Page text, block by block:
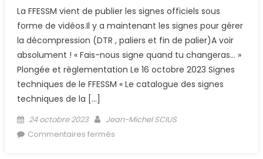
La FFESSM vient de publier les signes officiels sous
forme de vidéos.Il y a maintenant les signes pour gérer
la décompression (DTR , paliers et fin de palier)A voir
absolument ! « Fais-nous signe quand tu changeras… »
Plongée et règlementation Le 16 octobre 2023 Signes
techniques de le FFESSM « Le catalogue des signes
techniques de la […]
Posted on
24 octobre 2023 Author
Jean-Michel SCIUS
Commentaires fermés